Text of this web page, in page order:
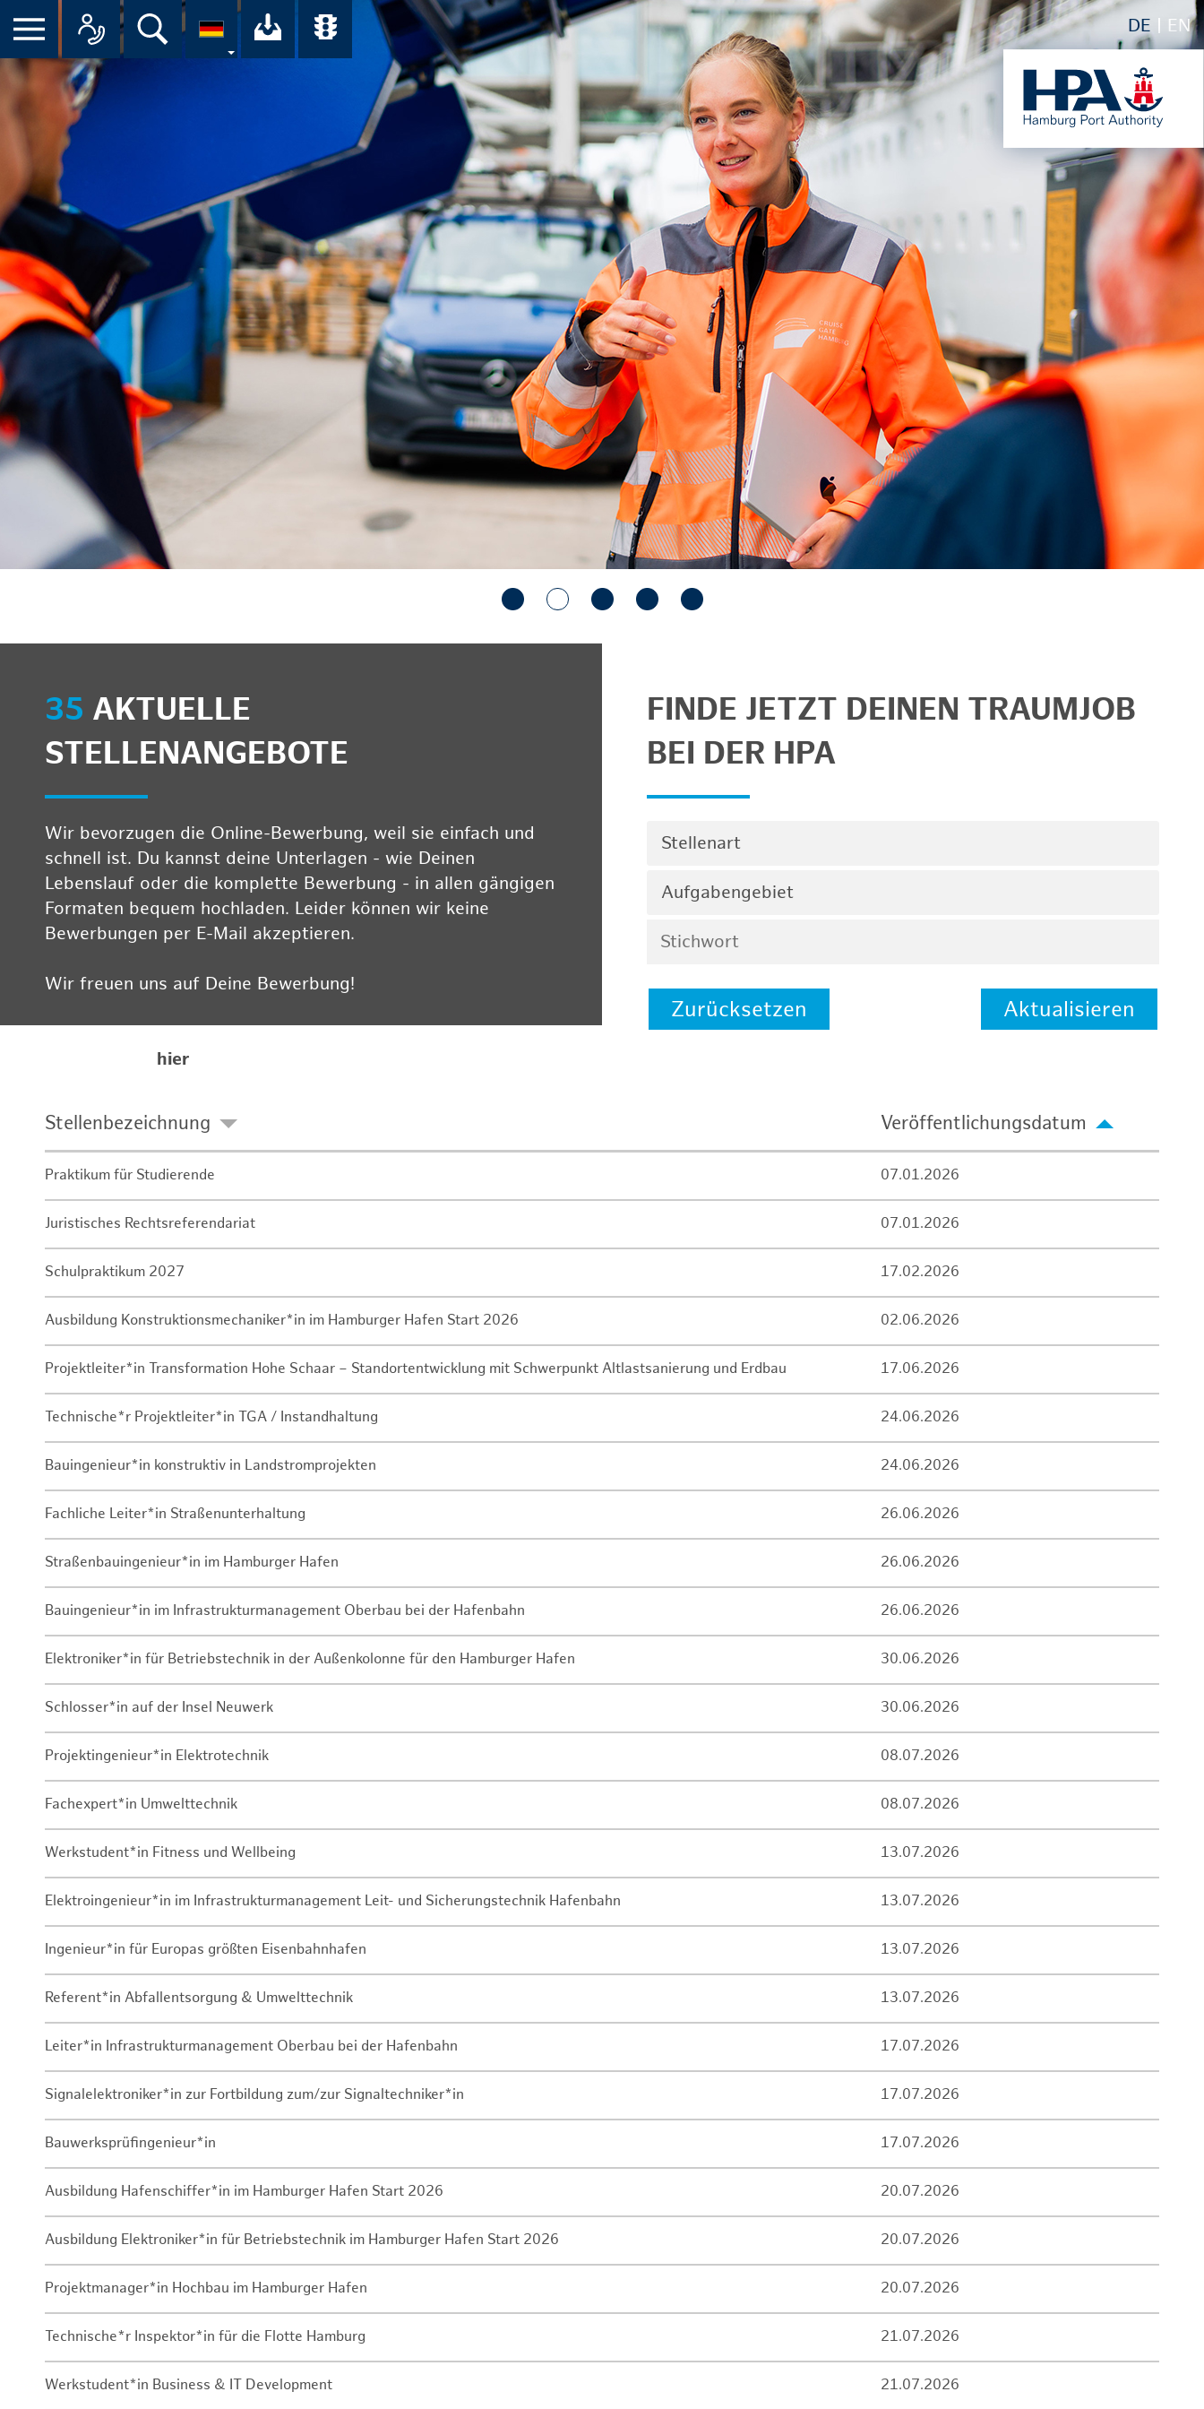
DE EN
Suche Ihr Download-Center der HPA
Übersicht aller Verkehrsmeldungen im Hafen am
35 AKTUELLE
STELLENANGEBOTE
Wir bevorzugen die Online-Bewerbung, weil sie einfach und
schnell ist. Du kannst deine Unterlagen - wie Deinen
Lebenslauf oder die komplette Bewerbung - in allen gängigen
Formaten bequem hochladen. Leider können wir keine
Bewerbungen per E-Mail akzeptieren.
Wir freuen uns auf Deine Bewerbung!
hier
FINDE JETZT DEINEN TRAUMJOB
BEI DER HPA
Stellenart
Aufgabengebiet
Zurücksetzen Aktualisieren
Stellenbezeichnung Veröffentlichungsdatum
Praktikum für Studierende 07.01.2026
Juristisches Rechtsreferendariat 07.01.2026
Schulpraktikum 2027 17.02.2026
Ausbildung Konstruktionsmechaniker*in im Hamburger Hafen Start 2026 02.06.2026
Projektleiter*in Transformation Hohe Schaar – Standortentwicklung mit Schwerpunkt Altlastsanierung und Erdbau 17.06.2026
Technische*r Projektleiter*in TGA / Instandhaltung 24.06.2026
Bauingenieur*in konstruktiv in Landstromprojekten 24.06.2026
Fachliche Leiter*in Straßenunterhaltung 26.06.2026
Straßenbauingenieur*in im Hamburger Hafen 26.06.2026
Bauingenieur*in im Infrastrukturmanagement Oberbau bei der Hafenbahn 26.06.2026
Elektroniker*in für Betriebstechnik in der Außenkolonne für den Hamburger Hafen 30.06.2026
Schlosser*in auf der Insel Neuwerk 30.06.2026
Projektingenieur*in Elektrotechnik 08.07.2026
Fachexpert*in Umwelttechnik 08.07.2026
Werkstudent*in Fitness und Wellbeing 13.07.2026
Elektroingenieur*in im Infrastrukturmanagement Leit- und Sicherungstechnik Hafenbahn 13.07.2026
Ingenieur*in für Europas größten Eisenbahnhafen 13.07.2026
Referent*in Abfallentsorgung & Umwelttechnik 13.07.2026
Leiter*in Infrastrukturmanagement Oberbau bei der Hafenbahn 17.07.2026
Signalelektroniker*in zur Fortbildung zum/zur Signaltechniker*in 17.07.2026
Bauwerksprüfingenieur*in 17.07.2026
Ausbildung Hafenschiffer*in im Hamburger Hafen Start 2026 20.07.2026
Ausbildung Elektroniker*in für Betriebstechnik im Hamburger Hafen Start 2026 20.07.2026
Projektmanager*in Hochbau im Hamburger Hafen 20.07.2026
Technische*r Inspektor*in für die Flotte Hamburg 21.07.2026
Werkstudent*in Business & IT Development 21.07.2026